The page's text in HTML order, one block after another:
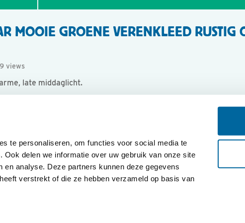
te personaliseren, om functies voor social media te
delen we informatie over uw gebruik van onze site
analyse. Deze partners kunnen deze gegevens
verstrekt of die ze hebben verzameld op basis van
MOOIE GROENE VERENKLEED RUSTIG
views
late middaglicht.